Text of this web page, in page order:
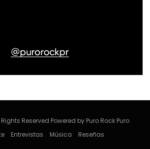
Reserved Powered by Puro Rock Puro
Entrevistas Música Reseñas